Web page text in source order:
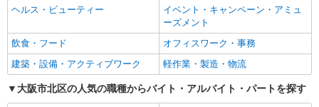
同じ職種から求人を探す
オフィスワーク・事務
経理・人事・労務・総務・法務
同じ特徴から求人を探す
ヘルス・ビューティー
イベント・キャンペーン・アミュ
ーズメント
飲食・フード
オフィスワーク・事務
建築・設備・アクティブワーク
軽作業・製造・物流
大阪市北区の人気の職種からバイト・アルバイト・パートを探す